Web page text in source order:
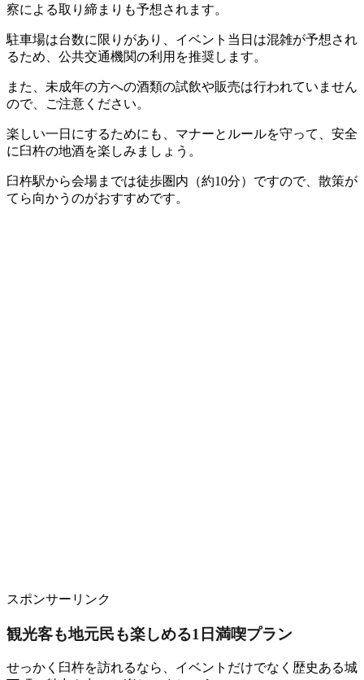
察による取り締まりも予想されます。
駐車場は台数に限りがあり、イベント当日は混雑が予想され
るため、公共交通機関の利用を推奨します。
また、未成年の方への酒類の試飲や販売は行われていません
ので、ご注意ください。
楽しい一日にするためにも、マナーとルールを守って、安全
に臼杵の地酒を楽しみましょう。
臼杵駅から会場までは徒歩圏内（約10分）ですので、散策が
てら向かうのがおすすめです。
スポンサーリンク
観光客も地元民も楽しめる1日満喫プラン
せっかく臼杵を訪れるなら、イベントだけでなく歴史ある城